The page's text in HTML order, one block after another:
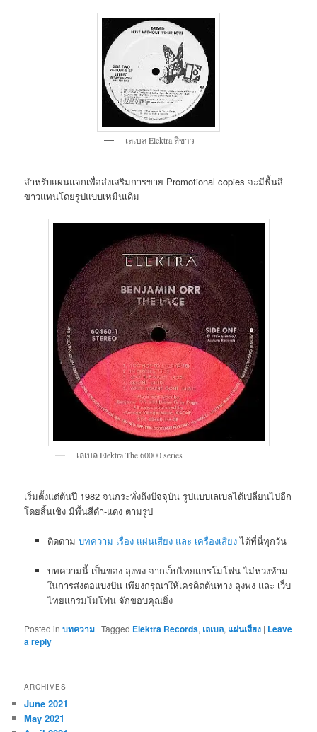
เลเบล Elektra สีขาว
สำหรับแผ่นแจกเพื่อส่งเสริมการขาย Promotional copies จะมีพื้นสี
ขาวแทนโดยรูปแบบเหมืนเดิม
เลเบล Elektra The 60000 series
เริ่มตั้งแต่ต้นปี 1982 จนกระทั่งถึงปัจจุบัน รูปแบบเลเบลได้เปลี่ยนไปอีก
โดยสิ้นเชิง มีพื้นสีดำ-แดง ตามรูป
ติดตาม บทความ เรื่อง แผ่นเสียง และ เครื่องเสียงได้ที่นี่ทุกวัน
บทความนี้ เป็นของ ลุงพง จากเว็บไทยแกรโมโฟน ไม่หวงห้าม
ในการส่งต่อแบ่งปัน เพียงกรุณาให้เครดิตต้นทาง ลุงพง และ เว็บ
ไทยแกรมโมโฟน จักขอบคุณยิ่ง
Posted in บทความ |Tagged Elektra Records, เลเบล, แผ่นเสียง | Leave
a reply
ARCHIVES
June 2021
May 2021